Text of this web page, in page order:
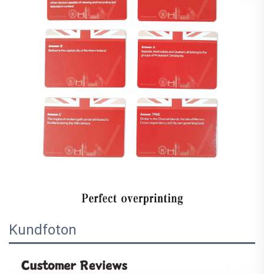
Kundfoton